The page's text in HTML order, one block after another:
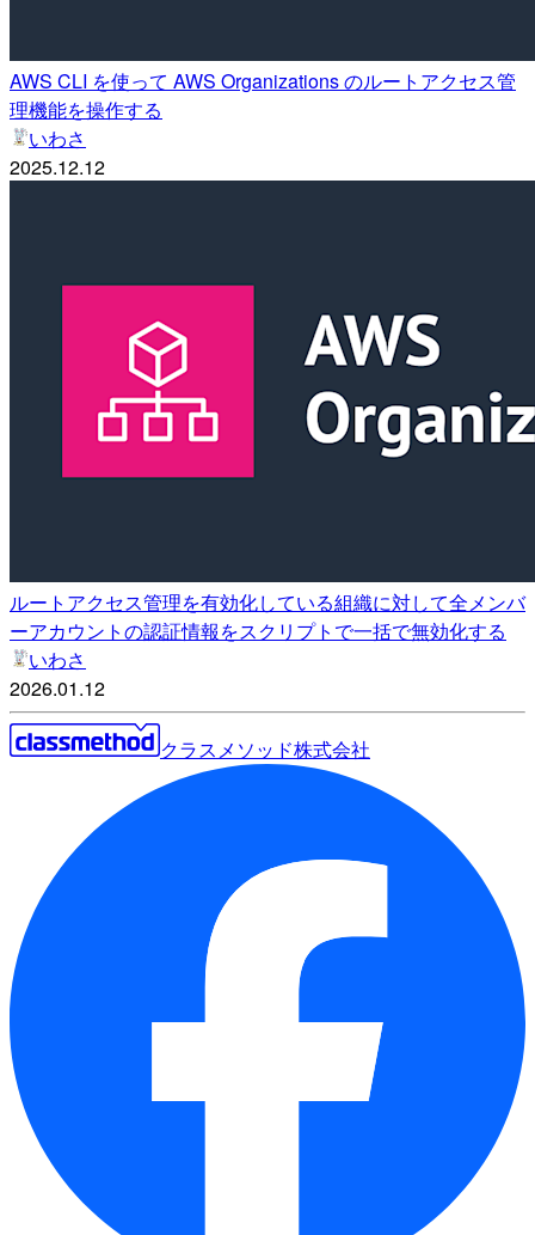
AWS CLI を使って AWS Organizations のルートアクセス管
理機能を操作する
いわさ
2025.12.12
ルートアクセス管理を有効化している組織に対して全メンバ
ーアカウントの認証情報をスクリプトで一括で無効化する
いわさ
2026.01.12
クラスメソッド株式会社